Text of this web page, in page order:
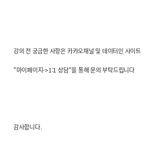
강의 전 궁금한 사항은 카카오채널 및 데이터인 사이트
"마이페이지->1:1 상담"을 통해 문의 부탁드립니다
감사합니다.